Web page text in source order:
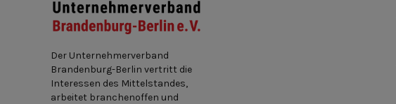
Der Unternehmerverband
Brandenburg-Berlin vertritt die
Interessen des Mittelstandes,
arbeitet branchenoffen und